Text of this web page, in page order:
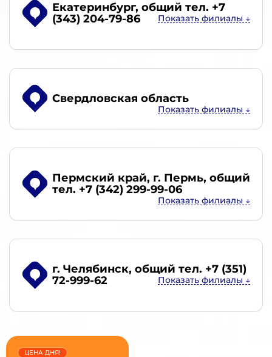
Екатеринбург, общий тел. +7
(343) 204-79-86
Свердловская область
Пермский край, г. Пермь, общий
тел. +7 (342) 299-99-06
г. Челябинск, общий тел. +7 (351)
72-999-62
ЦЕНА ДНЯ!